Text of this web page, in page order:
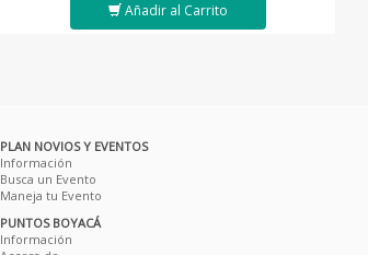
Añadir al Carrito
PLAN NOVIOS Y EVENTOS
Información
Busca un Evento
Maneja tu Evento
PUNTOS BOYACÁ
Información